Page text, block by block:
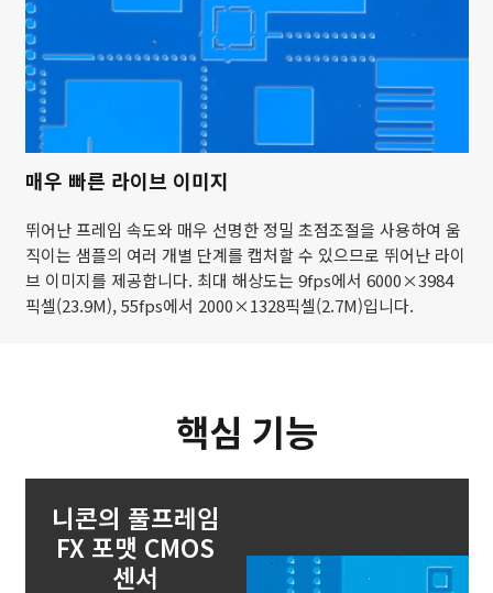
매우 빠른 라이브 이미지
뛰어난 프레임 속도와 매우 선명한 정밀 초점조절을 사용하여 움
직이는 샘플의 여러 개별 단계를 캡처할 수 있으므로 뛰어난 라이
브 이미지를 제공합니다. 최대 해상도는 9fps에서 6000×3984
픽셀(23.9M), 55fps에서 2000×1328픽셀(2.7M)입니다.
핵심 기능
니콘의 풀프레임
FX 포맷 CMOS
센서